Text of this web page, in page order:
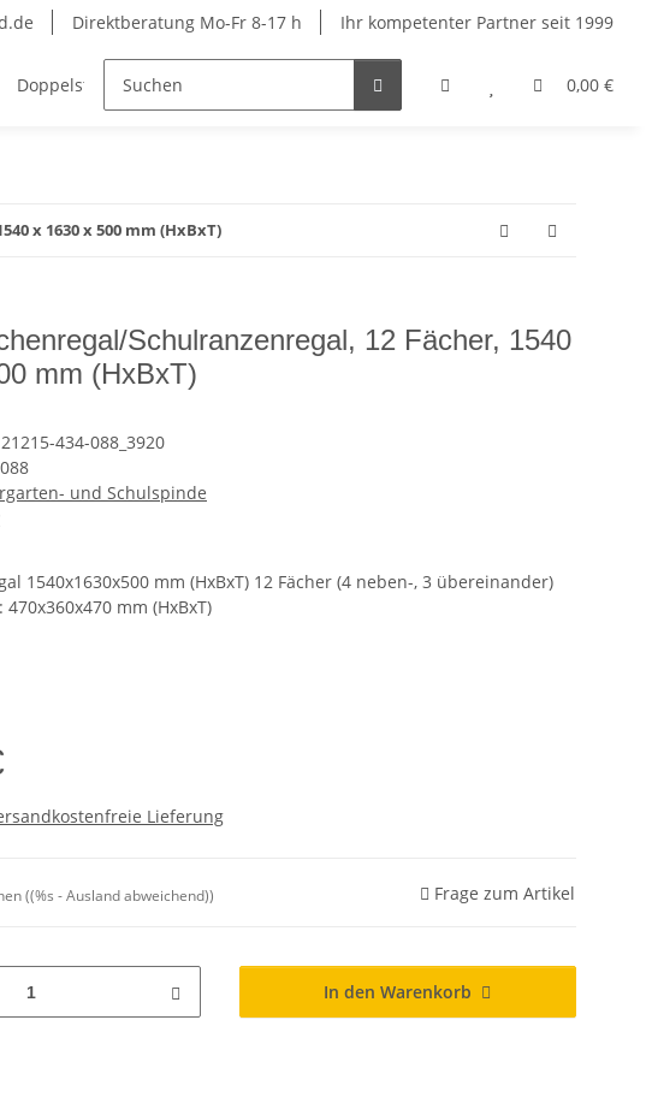
Direktberatung Mo-Fr 8-17 h Ihr kompetenter Partner seit 1999
0,00 €
Doppelstöckige Spinde Schließfachschränke Kindergarten- und
x 1630 x 500 mm (HxBxT)
Schulranzenregal, 12 Fächer, 1540
mm (HxBxT)
21215-434-088_3920
und Schulspinde
1540x1630x500 mm (HxBxT) 12 Fächer (4 neben-, 3 übereinander)
mm (HxBxT)
Lieferung
((%s - Ausland abweichend)) Frage zum Artikel
In den Warenkorb